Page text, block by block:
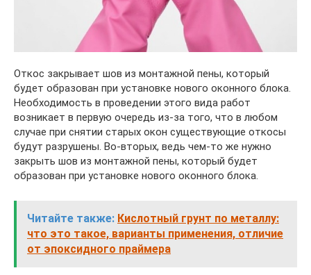
Откос закрывает шов из монтажной пены, который
будет образован при установке нового оконного блока.
Необходимость в проведении этого вида работ
возникает в первую очередь из-за того, что в любом
случае при снятии старых окон существующие откосы
будут разрушены. Во-вторых, ведь чем-то же нужно
закрыть шов из монтажной пены, который будет
образован при установке нового оконного блока.
Читайте также: Кислотный грунт по металлу:
что это такое, варианты применения, отличие
от эпоксидного праймера